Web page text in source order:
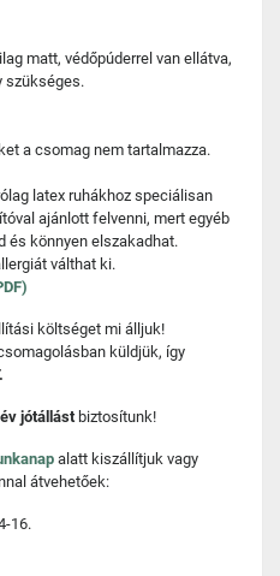
matt, védőpúderrel van ellátva,
szükséges.
a csomag nem tartalmazza.
latex ruhákhoz speciálisan
ajánlott felvenni, mert egyéb
és könnyen elszakadhat.
válthat ki.
költséget mi álljuk!
küldjük, így
jótállást biztosítunk!
alatt kiszállítjuk vagy
átvehetőek:
16.